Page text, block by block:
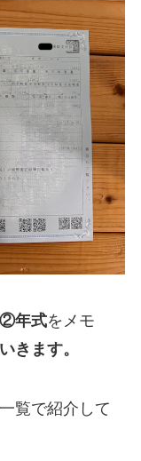
②年式をメモ
きます。
覧で紹介して